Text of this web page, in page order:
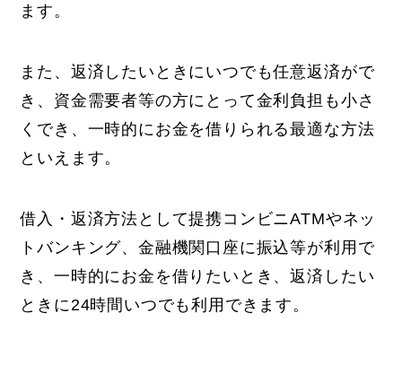
ます。
また、 返済したいときにいつでも任意返済がで
き、資金需要者等の方にとって金利負担も小さ
くでき、一時的にお金を借りられる最適な方法
といえます。
借入・返済方法として提携コンビニATMやネッ
トバンキング、金融機関口座に振込等が利用で
き、一時的にお金を借りたいとき、返済したい
ときに24時間いつでも利用できます。